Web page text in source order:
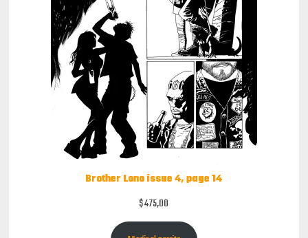
Brother Lono issue 4, page 14
$475,00